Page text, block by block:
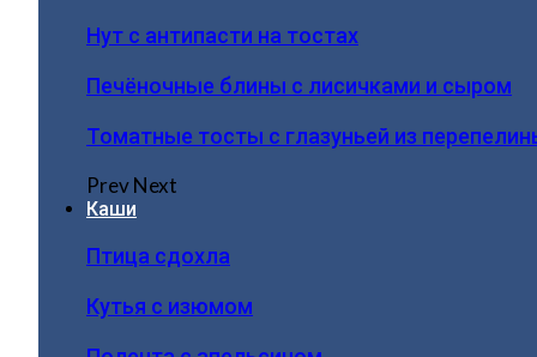
Нут с антипасти на тостах
Печёночные блины с лисичками и сыром
Томатные тосты с глазуньей из
PrevNext
Каши
Птица сдохла
Кутья с изюмом